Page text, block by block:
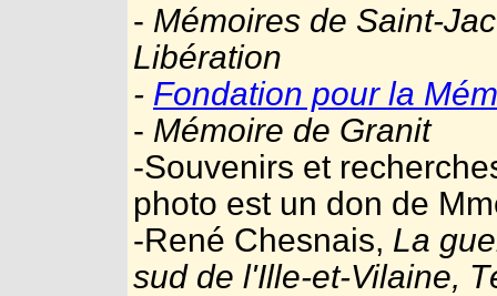
- Mémoires de Saint-
Libération
- Fondation pour la
- Mémoire de Granit
-Souvenirs et
photo est un don de
-René Chesnais, La
sud de l'Ille-et-Vilaine,